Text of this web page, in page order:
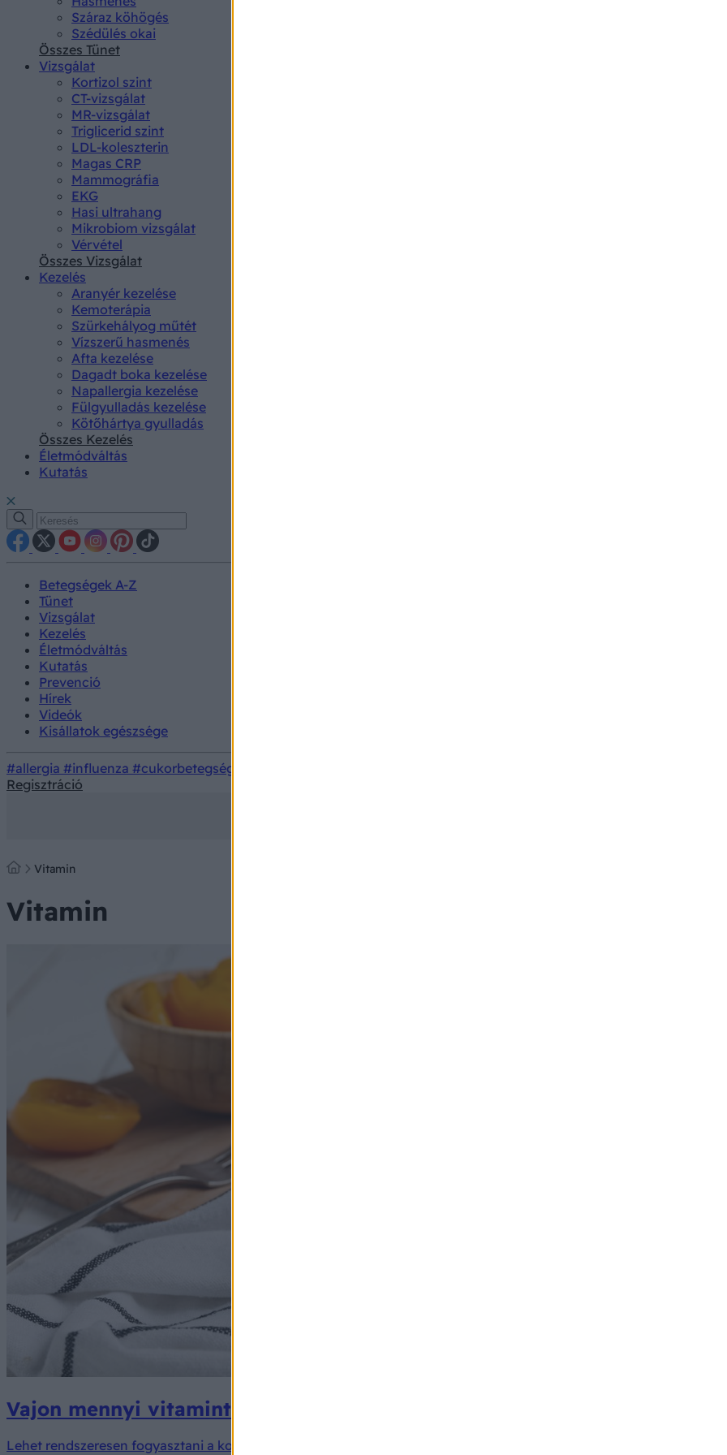
Száraz köhögés
Szédülés okai
Összes Tünet
Vizsgálat
Kortizol szint
CT-vizsgálat
MR-vizsgálat
Triglicerid szint
LDL-koleszterin
Magas CRP
Mammográfia
EKG
Hasi ultrahang
Mikrobiom vizsgálat
Vérvétel
Összes Vizsgálat
Kezelés
Aranyér kezelése
Kemoterápia
Szürkehályog műtét
Vízszerű hasmenés
Afta kezelése
Dagadt boka kezelése
Napallergia kezelése
Fülgyulladás kezelése
Kötőhártya gyulladás
Összes Kezelés
Életmódváltás
Kutatás
Betegségek A-Z
Tünet
Vizsgálat
Kezelés
Életmódváltás
Kutatás
Prevenció
Hírek
Videók
Kisállatok egészsége
#allergia #influenza #cukorbetegség
Regisztráció
Vitamin
Vitamin
Vajon mennyi vitamint tartalmaznak a konzerv gyümölcsök?
Lehet rendszeresen fogyasztani a konzerv gyümölcsöket?